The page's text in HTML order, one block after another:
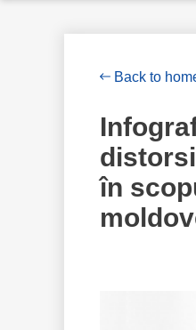
opiniei
Back to
în